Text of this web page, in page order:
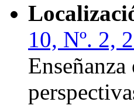
10, Nº. 2,